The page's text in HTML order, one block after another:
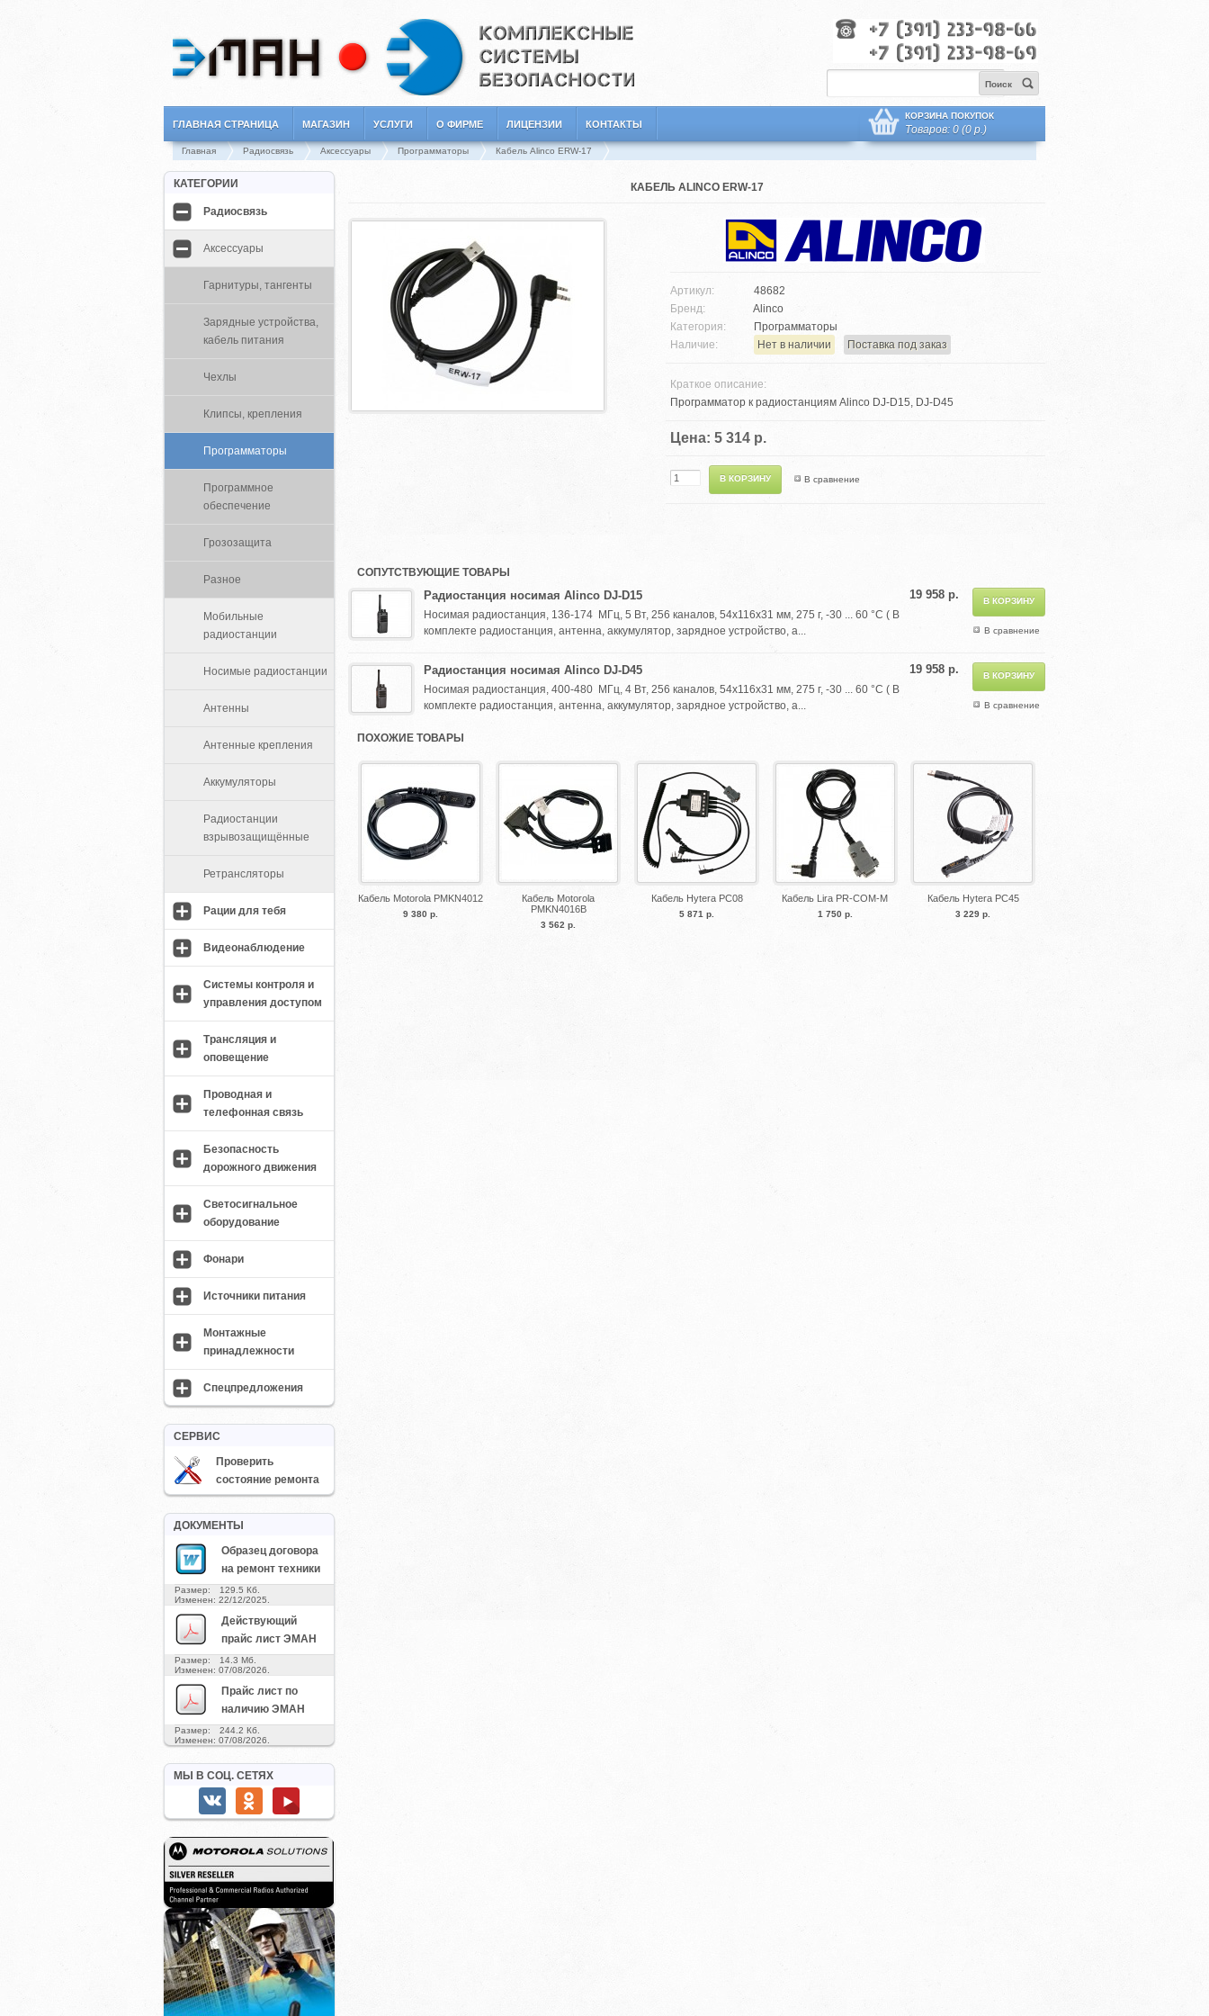
Поиск
ГЛАВНАЯ СТРАНИЦА МАГАЗИН УСЛУГИ О ФИРМЕ ЛИЦЕНЗИИ КОНТАКТЫ
КОРЗИНА ПОКУПОК
Товаров: 0 (0 р.)
Главная Радиосвязь Аксессуары Программаторы Кабель Alinco ERW-17
КАТЕГОРИИ
Радиосвязь
Аксессуары
Гарнитуры, тангенты
Зарядные устройства,
кабель питания
Чехлы
Клипсы, крепления
Программаторы
Программное
обеспечение
Грозозащита
Разное
Мобильные
радиостанции
Носимые радиостанции
Антенны
Антенные крепления
Аккумуляторы
Радиостанции
взрывозащищённые
Ретрансляторы
Рации для тебя
Видеонаблюдение
Системы контроля и
управления доступом
Трансляция и
оповещение
Проводная и
телефонная связь
Безопасность
дорожного движения
Светосигнальное
оборудование
Фонари
Источники питания
Монтажные
принадлежности
Спецпредложения
СЕРВИС
Проверить
состояние ремонта
ДОКУМЕНТЫ
Образец договора
на ремонт техники
Размер: 129.5 Кб.
Изменен: 22/12/2025.
Действующий
прайс лист ЭМАН
Размер: 14.3 Мб.
Изменен: 07/08/2026.
Прайс лист по
наличию ЭМАН
Размер: 244.2 Кб.
Изменен: 07/08/2026.
МЫ В СОЦ. СЕТЯХ
КАБЕЛЬ ALINCO ERW-17
Артикул:
48682
Бренд:
Alinco
Категория:
Программаторы
Наличие:
Нет в наличии Поставка под заказ
Краткое описание:
Программатор к радиостанциям Alinco DJ-D15, DJ-D45
Цена: 5 314 р.
В сравнение
СОПУТСТВУЮЩИЕ ТОВАРЫ
В сравнение
19 958 р.
Радиостанция носимая Alinco DJ-D15
Носимая радиостанция, 136-174 МГц, 5 Вт, 256 каналов, 54x116x31 мм, 275 г, -30 ... 60 °С ( В
комплекте радиостанция, антенна, аккумулятор, зарядное устройство, а...
В сравнение
19 958 р.
Радиостанция носимая Alinco DJ-D45
Носимая радиостанция, 400-480 МГц, 4 Вт, 256 каналов, 54x116x31 мм, 275 г, -30 ... 60 °С ( В
комплекте радиостанция, антенна, аккумулятор, зарядное устройство, а...
ПОХОЖИЕ ТОВАРЫ
Кабель Motorola PMKN4012
9 380 р.
Кабель Motorola
PMKN4016B
3 562 р.
Кабель Hytera PC08
5 871 р.
Кабель Lira PR-COM-M
1 750 р.
Кабель Hytera PC45
3 229 р.